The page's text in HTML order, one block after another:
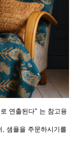
연출된다" 는 참고용
샘플을 주문하시기를